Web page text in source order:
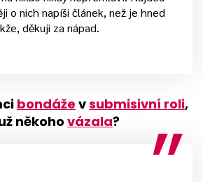
o nich napíši článek, než je hned
děkuji za nápad.
bondáže vsubmisivní roli,
někoho vázala?